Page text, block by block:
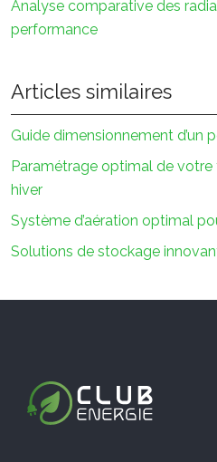
Analyse comparative des
performance
Articles similaires
Guide dimensionnement d’un
Paramétrage optimal de
hiver
Système d’aération optimal
Solutions de stockage